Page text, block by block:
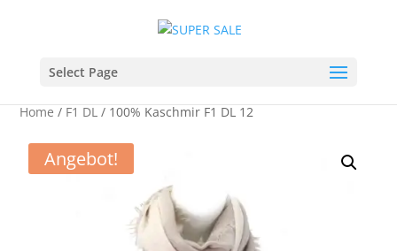
Select Page
Home / F1 DL / 100% Kaschmir F1 DL 12
Angebot!